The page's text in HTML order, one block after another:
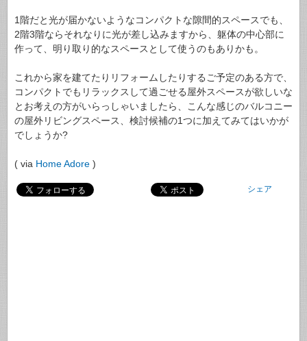
1階だと光が届かないようなコンパクトな隙間的スペースでも、
2階3階ならそれなりに光が差し込みますから、躯体の中心部に
作って、明り取り的なスペースとして使うのもありかも。
これから家を建てたりリフォームしたりするご予定のある方で、
コンパクトでもリラックスして過ごせる屋外スペースが欲しいな
とお考えの方がいらっしゃいましたら、こんな感じのバルコニー
の屋外リビングスペース、検討候補の1つに加えてみてはいかが
でしょうか?
( via Home Adore )
シェア